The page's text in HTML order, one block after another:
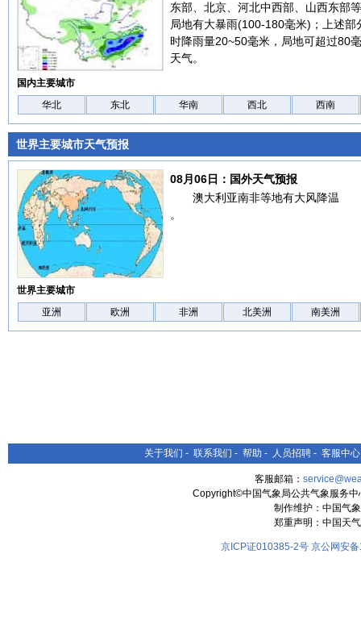
东部、北京、河北中西部、山西东部
局地有大暴雨(100-180毫米)；上述
时降雨量20~50毫米，局地可超过80
天气。
国内主要城市
华北
东北 华南 西北 西南
世界主要城市天气预报
08月06日：国外天气预报
澳大利亚南非等地有大风降温
。
世界主要城市
亚洲
欧洲 非洲 北美洲 南美洲
关于我们 - 联系我们 - 帮助 - 人员招聘 - 客服中心
客服邮箱：
Copyright©中国气象局公共气象服务
制作维护：中国气
郑重声明：中国天
京ICP证010385-2号 京公网安